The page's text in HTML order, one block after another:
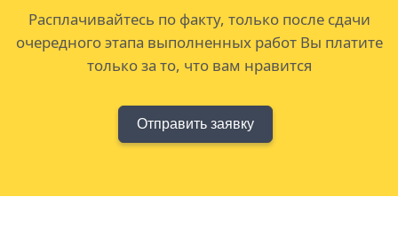
Расплачивайтесь по факту, только после сдачи
очередного этапа выполненных работ Вы платите
только за то, что вам нравится
Отправить заявку